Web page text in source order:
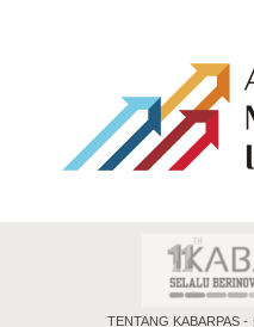
TENTANG KABARPAS